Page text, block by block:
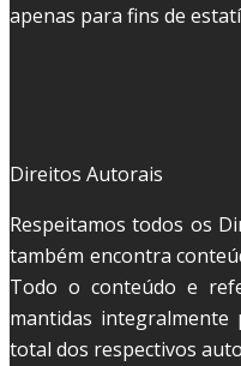
apenas para fins de
Direitos Autorais
Respeitamos todos os
também encontra
Todo o conteúdo e
mantidas integralmente
total dos respectivos